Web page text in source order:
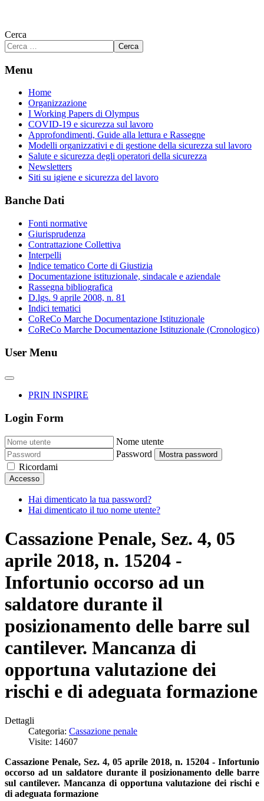
Cerca
Cerca
Menu
Home
Organizzazione
I Working Papers di Olympus
COVID-19 e sicurezza sul lavoro
Approfondimenti, Guide alla lettura e Rassegne
Modelli organizzativi e di gestione della sicurezza sul lavoro
Salute e sicurezza degli operatori della sicurezza
Newsletters
Siti su igiene e sicurezza del lavoro
Banche Dati
Fonti normative
Giurisprudenza
Contrattazione Collettiva
Interpelli
Indice tematico Corte di Giustizia
Documentazione istituzionale, sindacale e aziendale
Rassegna bibliografica
D.lgs. 9 aprile 2008, n. 81
Indici tematici
CoReCo Marche Documentazione Istituzionale
CoReCo Marche Documentazione Istituzionale (Cronologico)
User Menu
PRIN INSPIRE
Login Form
Nome utente
Password
Mostra password
Ricordami
Accesso
Hai dimenticato la tua password?
Hai dimenticato il tuo nome utente?
Cassazione Penale, Sez. 4, 05
aprile 2018, n. 15204 -
Infortunio occorso ad un
saldatore durante il
posizionamento delle barre sul
cantilever. Mancanza di
opportuna valutazione dei
rischi e di adeguata formazione
Dettagli
Categoria: Cassazione penale
Visite: 14607
Cassazione Penale, Sez. 4, 05 aprile 2018, n. 15204 - Infortunio
occorso ad un saldatore durante il posizionamento delle barre
sul cantilever. Mancanza di opportuna valutazione dei rischi e
di adeguata formazione